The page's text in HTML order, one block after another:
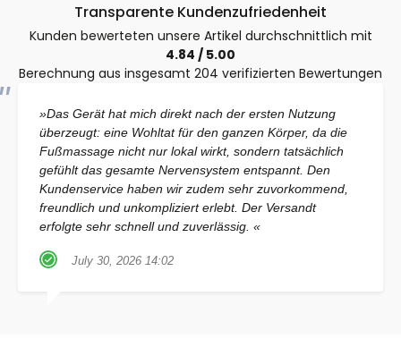
Durchschnittliche Bewertung von 4.8 von 5 Sternen
Transparente Kundenzufriedenheit
Kunden bewerteten unsere Artikel durchschnittlich mit
4.84 / 5.00
Berechnung aus insgesamt 204 verifizierten Bewertungen
»Das Gerät hat mich direkt nach der ersten Nutzung
überzeugt: eine Wohltat für den ganzen Körper, da die
Fußmassage nicht nur lokal wirkt, sondern tatsächlich
gefühlt das gesamte Nervensystem entspannt. Den
Kundenservice haben wir zudem sehr zuvorkommend,
freundlich und unkompliziert erlebt. Der Versandt
erfolgte sehr schnell und zuverlässig. «
July 30, 2026 14:02